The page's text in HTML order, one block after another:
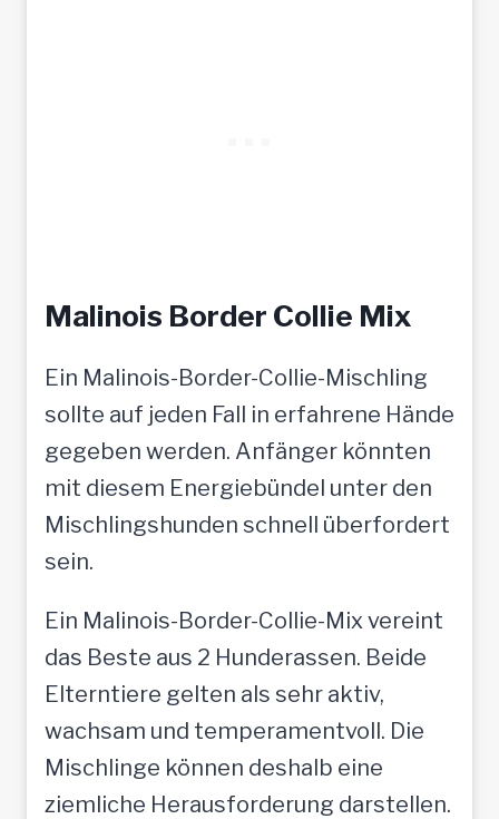
Malinois Border Collie Mix
Ein Malinois-Border-Collie-Mischling
sollte auf jeden Fall in erfahrene Hände
gegeben werden. Anfänger könnten
mit diesem Energiebündel unter den
Mischlingshunden schnell überfordert
sein.
Ein Malinois-Border-Collie-Mix vereint
das Beste aus 2 Hunderassen. Beide
Elterntiere gelten als sehr aktiv,
wachsam und temperamentvoll. Die
Mischlinge können deshalb eine
ziemliche Herausforderung darstellen.